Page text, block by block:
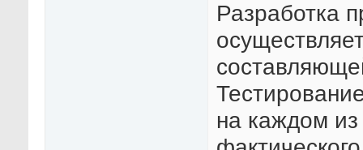
Разработка
на каждом